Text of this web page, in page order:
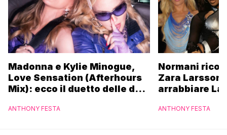
Madonna e Kylie Minogue,
Love Sensation (Afterhours
Mix): ecco il duetto delle due
ANTHONY FESTA
Normani
Zara Larsson
arrabbiare
ANTHONY FESTA